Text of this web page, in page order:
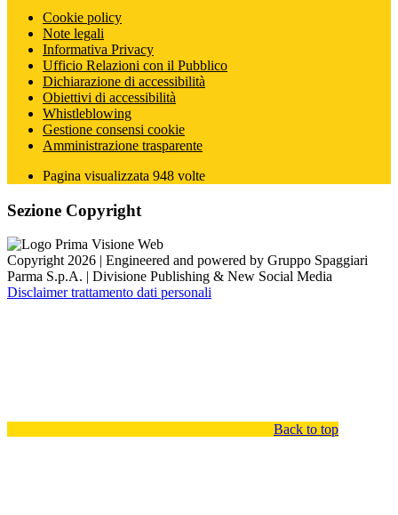
Cookie policy
Note legali
Informativa Privacy
Ufficio Relazioni con il Pubblico
Dichiarazione di accessibilità
Obiettivi di accessibilità
Whistleblowing
Gestione consensi cookie
Amministrazione trasparente
Pagina visualizzata 948 volte
Sezione Copyright
Copyright 2026 | Engineered and powered by Gruppo Spaggiari
Parma S.p.A. | Divisione Publishing & New Social Media
Disclaimer trattamento dati personali
Back to top